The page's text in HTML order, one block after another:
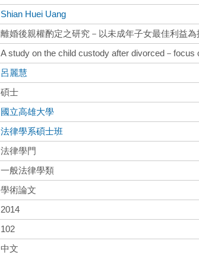
Shian Huei Uang
離婚後親權酌定之研究－以未成年子女最佳利益為
A study on the child custody after divorced－
呂麗慧
碩士
國立高雄大學
法律學系碩士班
法律學門
一般法律學類
學術論文
2014
102
中文